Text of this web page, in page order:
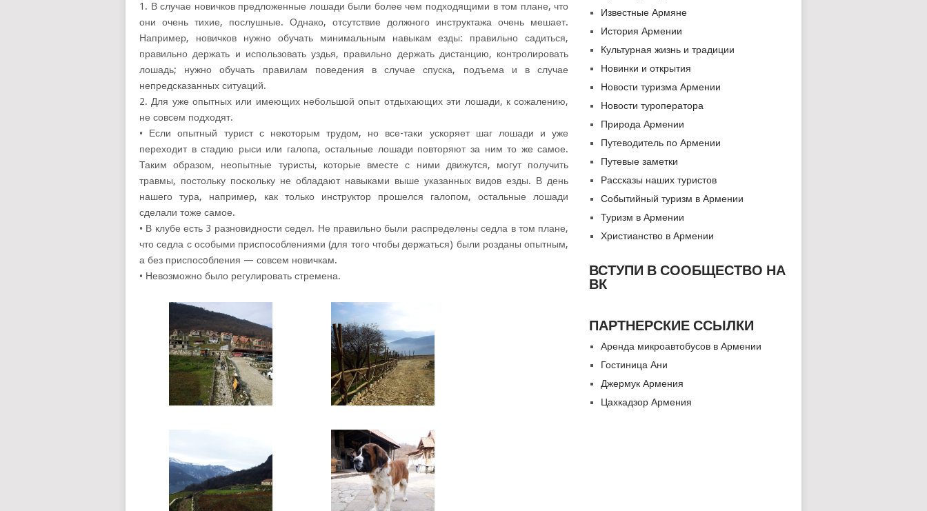
1. В случае новичков предложенные лошади были более чем подходящими в том плане, что
они очень тихие, послушные. Однако, отсутствие должного инструктажа очень мешает.
Например, новичков нужно обучать минимальным навыкам езды: правильно садиться,
правильно держать и использовать уздья, правильно держать дистанцию, контролировать
лошадь; нужно обучать правилам поведения в случае спуска, подъема и в случае
непредсказанных ситуаций.
2. Для уже опытных или имеющих небольшой опыт отдыхающих эти лошади, к сожалению,
не совсем подходят.
• Если опытный турист с некоторым трудом, но все-таки ускоряет шаг лошади и уже
переходит в стадию рыси или галопа, остальные лошади повторяют за ним то же самое.
Таким образом, неопытные туристы, которые вместе с ними движутся, могут получить
травмы, постольку поскольку не обладают навыками выше указанных видов езды. В день
нашего тура, например, как только инструктор прошелся галопом, остальные лошади
сделали тоже самое.
• В клубе есть 3 разновидности седел. Не правильно были распределены седла в том плане,
что седла с особыми приспособлениями (для того чтобы держаться) были розданы опытным,
а без приспосoбления — совсем новичкам.
• Невозможно было регулировать стремена.
Известные Армяне
История Армении
Культурная жизнь и традиции
Новинки и открытия
Новости туризма Армении
Новости туроператора
Природа Армении
Путеводитель по Армении
Путевые заметки
Рассказы наших туристов
Событийный туризм в Армении
Туризм в Армении
Христианство в Армении
ВСТУПИ В СООБЩЕСТВО НА
ВК
ПАРТНЕРСКИЕ ССЫЛКИ
Аренда микроавтобусов в Армении
Гостиница Ани
Джермук Армения
Цахкадзор Армения